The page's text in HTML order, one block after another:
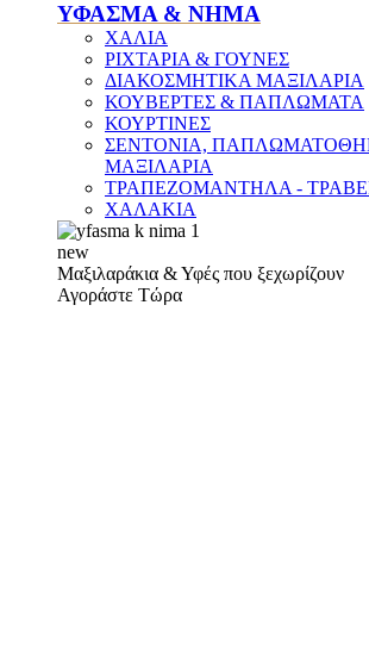
ΥΦΑΣΜΑ & ΝΗΜΑ
ΧΑΛΙΑ
ΡΙΧΤΑΡΙΑ & ΓΟΥΝΕΣ
ΔΙΑΚΟΣΜΗΤΙΚΑ ΜΑΞΙΛΑΡΙΑ
ΚΟΥΒΕΡΤΕΣ & ΠΑΠΛΩΜΑΤΑ
ΚΟΥΡΤΙΝΕΣ
ΣΕΝΤΟΝΙΑ,
ΜΑΞΙΛΑΡΙΑ
ΤΡΑΠΕΖΟΜΑΝΤΗΛΑ -
ΧΑΛΑΚΙΑ
new
Μαξιλαράκια & Υφές που ξεχωρίζουν
Αγοράστε Τώρα